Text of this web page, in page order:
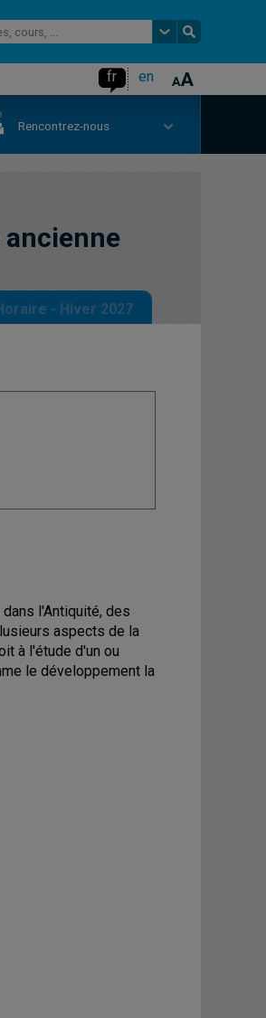
fr en
Rencontrez-nous
ancienne
- Hiver 2027
l'Antiquité, des
aspects de la
à l'étude d'un ou
le développement la